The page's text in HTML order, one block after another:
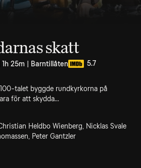
skatt
25m | Barntillåten 5.7
talet byggde rundkyrkorna på
för att skydda...
Heldbo Wienberg, Nicklas Svale
Peter Gantzler